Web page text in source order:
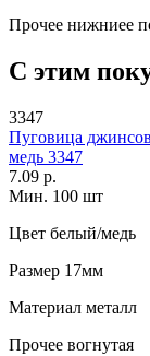
Прочее нижниее
С этим
3347
Пуговица
медь 3347
7.09 р.
Мин. 100 шт
Цвет белый/медь
Размер 17мм
Материал металл
Прочее вогнутая